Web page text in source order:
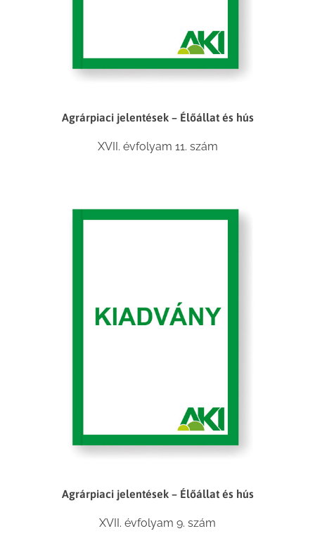
Agrárpiaci jelentések – Élőállat és hús
XVII. évfolyam 11. szám
Agrárpiaci jelentések – Élőállat és hús
XVII. évfolyam 9. szám